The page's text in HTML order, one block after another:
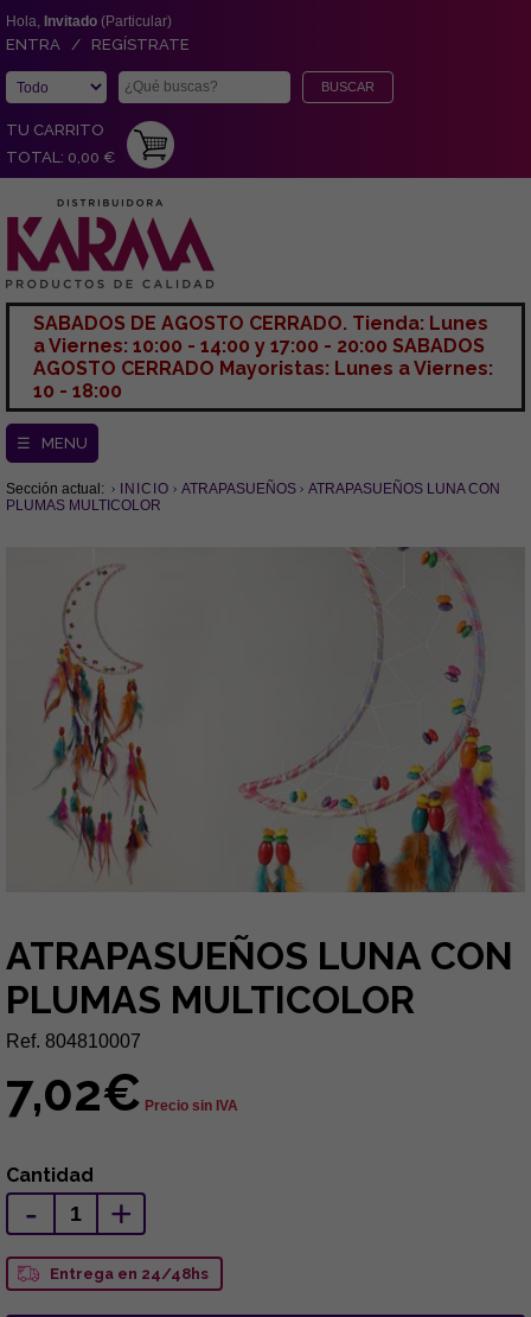
Hola, Invitado (Particular)
ENTRA / REGÍSTRATE
TU CARRITO
TOTAL: 0,00 €
SABADOS DE AGOSTO CERRADO. Tienda: Lunes
a Viernes: 10:00 - 14:00 y 17:00 - 20:00 SABADOS
AGOSTO CERRADO Mayoristas: Lunes a Viernes:
10 - 18:00
☰ MENU
Sección actual: INICIO ATRAPASUEÑOS
ATRAPASUEÑOS LUNA CON
PLUMAS MULTICOLOR
ATRAPASUEÑOS LUNA CON
PLUMAS MULTICOLOR
Ref. 804810007
7,02€ Precio sin IVA
Cantidad
- +
Entrega en 24/48hs